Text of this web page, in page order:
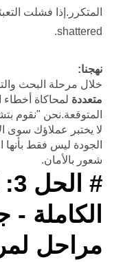
المتكرر.إذا فشلت
shattered.
نهجنا:
خلال مرحلة البحث
متعددة لمحاكاة أخطاء
المتوقعة.نحن "نقوم
لا يختبر عملاؤك سوى
الجودة ليس فقط بأنها
شعور بالأمان.
#
مراحل